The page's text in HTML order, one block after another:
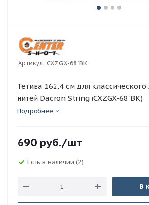
Артикул: CXZGX-68"BK
Тетива 162,4 см для классического
нитей Dacron String (CXZGX-68"BK)
Подробнее
690 руб./шт
Есть в наличии (2)
В